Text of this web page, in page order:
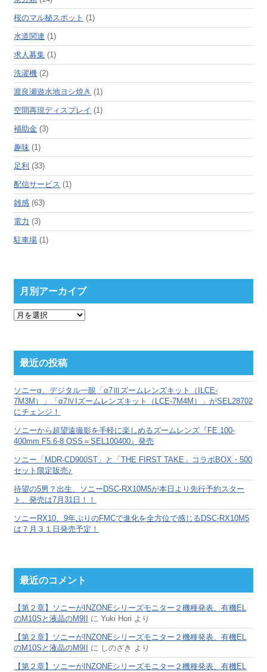
桜のマル秘スポット (1)
水道関連 (1)
求人募集 (1)
洗濯機 (2)
渡良瀬遊水地ヨシ焼き (1)
空間再現ディスプレイ (1)
補助金 (3)
趣味 (1)
足利 (33)
配信サービス (1)
雑感 (63)
電力 (3)
駐車場 (1)
月別アーカイブ
月
ー
カ
ブ
最近の投稿
ソニーα、デジタル一眼「α7Ⅲズームレンズキット（ILCE-
7M3M）」「α7ⅣIズームレンズキット（LCE-7M4M）」がSEL28702
にチェンジ！
ソニーから超望遠撮影を手軽に楽しめるズームレンズ『FE 100-
400mm F5.6-8 OSS＝SEL100400』発売
ソニー「MDR-CD900ST」と「THE FIRST TAKE」コラボBOX・500
セット限定販売♪
待望の5男？出生、ソニーDSC-RX10M5が本日より先行予約スター
ト、発売は7月31日！！
ソニーRX10、9年ぶりのFMCで進化を全方位で感じるDSC-RX10M5
は７月３１日発売予定！
最近のコメント
【第２章】ソニーがINZONEシリーズモニター２機種発表、有機EL
のM10Sと液晶のM9II
にYuki Hori より
【第２章】ソニーがINZONEシリーズモニター２機種発表、有機EL
のM10Sと液晶のM9II
に しのざき より
【第２章】ソニーがINZONEシリーズモニター２機種発表、有機EL